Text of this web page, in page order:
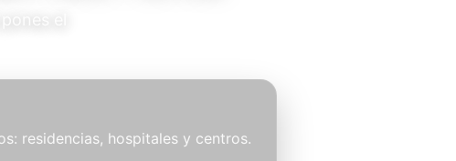
el
residencias, hospitales y centros.